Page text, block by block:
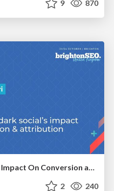
9 870
Measuring Dark Social's Impact On Conversion and Attribution
2 240